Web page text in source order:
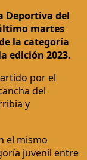
Deportiva del
martes
la categoría
edición 2023.
por el
del
y
el mismo
juvenil entre